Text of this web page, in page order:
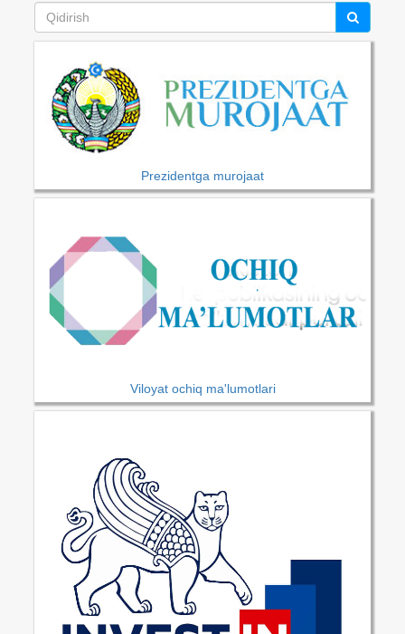
Prezidentga murojaat
Viloyat ochiq ma'lumotlari